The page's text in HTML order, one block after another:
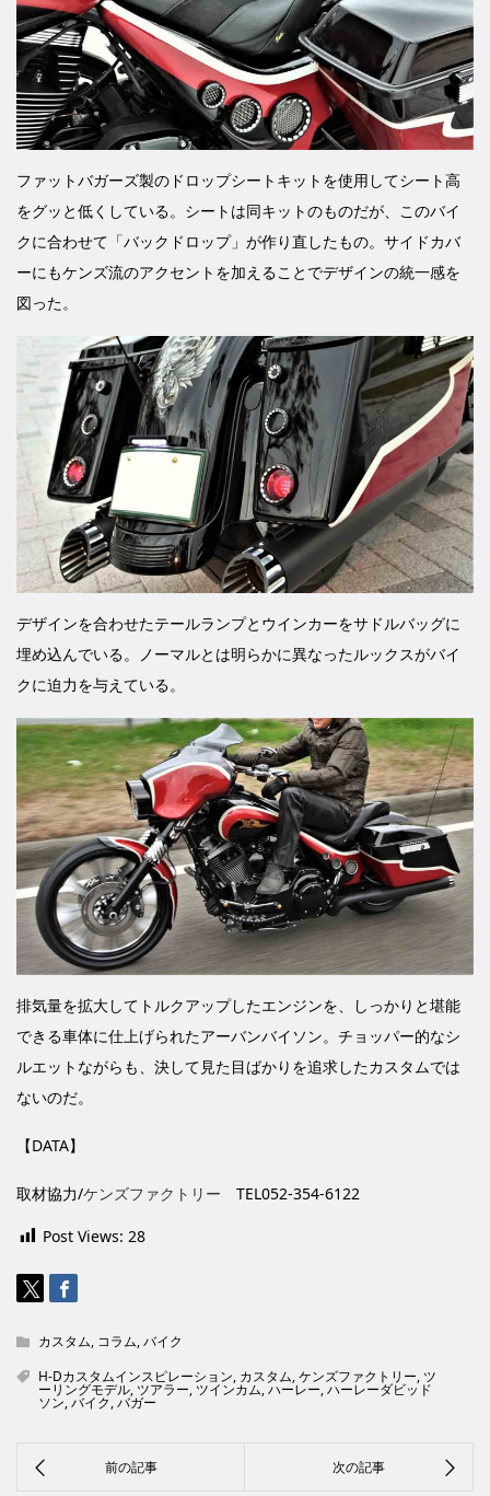
ファットバガーズ製のドロップシートキットを使用してシート高
をグッと低くしている。シートは同キットのものだが、このバイ
クに合わせて「バックドロップ」が作り直したもの。サイドカバ
ーにもケンズ流のアクセントを加えることでデザインの統一感を
図った。
デザインを合わせたテールランプとウインカーをサドルバッグに
埋め込んでいる。ノーマルとは明らかに異なったルックスがバイ
クに迫力を与えている。
排気量を拡大してトルクアップしたエンジンを、しっかりと堪能
できる車体に仕上げられたアーバンバイソン。チョッパー的なシ
ルエットながらも、決して見た目ばかりを追求したカスタムでは
ないのだ。
【DATA】
取材協力/ケンズファクトリー TEL052-354-6122
Post Views: 28
カスタム, コラム,バイク
H-Dカスタムインスピレーション, カスタム,ケンズファクトリー, ツ
ーリングモデル, ツアラー, ツインカム,ハーレー,ハーレーダビッド
ソン,バイク,バガー